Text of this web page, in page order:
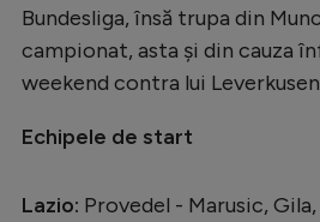
Bundesliga, însă trupa din
campionat, asta și din cauza
weekend contra lui
Echipele de start
Lazio: Provedel - Marusic,